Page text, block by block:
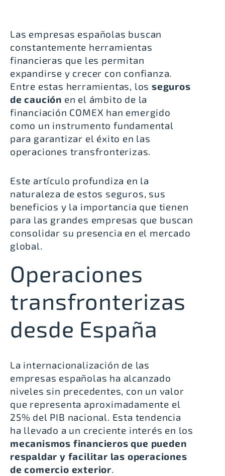
Las empresas españolas buscan
constantemente herramientas
financieras que les permitan
expandirse y crecer con confianza.
Entre estas herramientas, losseguros
de caución en el ámbito de la
financiación COMEX han emergido
como un instrumento fundamental
para garantizar el éxito en las
operaciones transfronterizas.
Este artículo profundiza en la
naturaleza de estos seguros, sus
beneficios y la importancia que tienen
para las grandes empresas que buscan
consolidar su presencia en el mercado
global.
Operaciones
transfronterizas
desde España
La internacionalización de las
empresas españolas ha alcanzado
niveles sin precedentes, con un valor
que representa aproximadamente el
25% del PIB nacional. Esta tendencia
ha llevado a un creciente interés en los
mecanismos financieros que pueden
respaldar y facilitar las operaciones
de comercio exterior.